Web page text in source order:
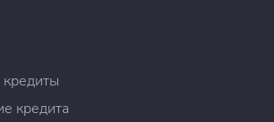
кредита